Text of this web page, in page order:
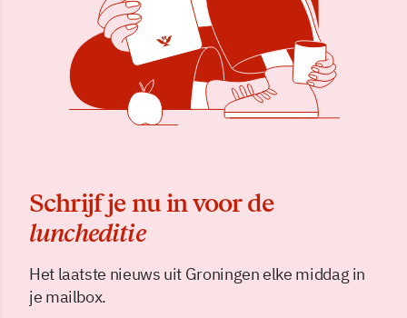
Schrijf je nu in voor de
luncheditie
Het laatste nieuws uit Groningen elke middag in
je mailbox.